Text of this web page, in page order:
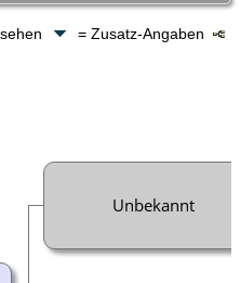
= Zusatz-Angaben
Unbekannt